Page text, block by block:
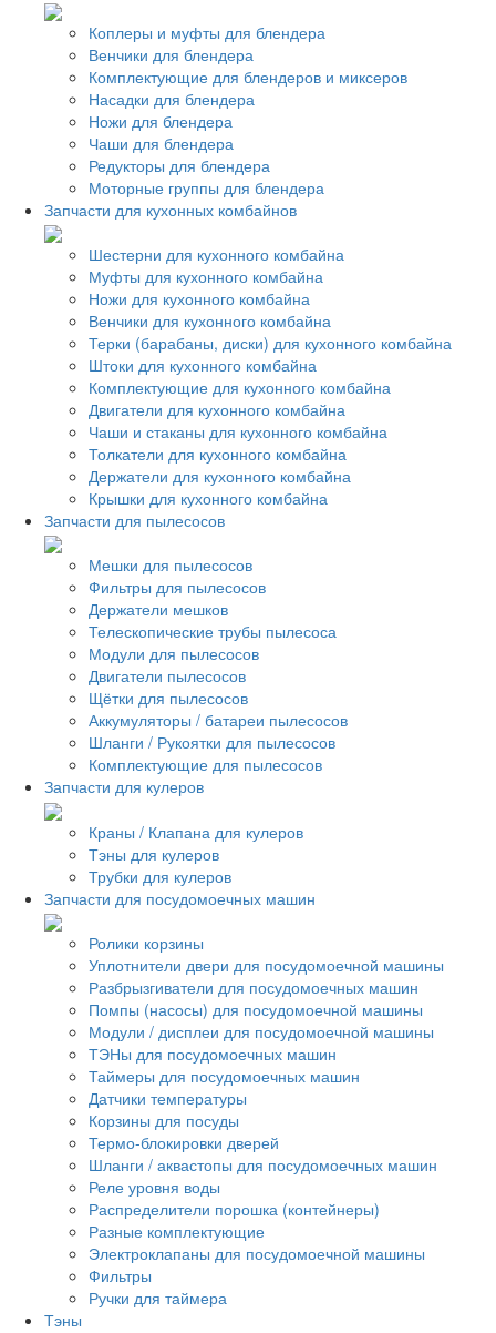
Коплеры и муфты для блендера
Венчики для блендера
Комплектующие для блендеров и миксеров
Насадки для блендера
Ножи для блендера
Чаши для блендера
Редукторы для блендера
Моторные группы для блендера
Запчасти для кухонных комбайнов
Шестерни для кухонного комбайна
Муфты для кухонного комбайна
Ножи для кухонного комбайна
Венчики для кухонного комбайна
Терки (барабаны, диски) для кухонного комбайна
Штоки для кухонного комбайна
Комплектующие для кухонного комбайна
Двигатели для кухонного комбайна
Чаши и стаканы для кухонного комбайна
Толкатели для кухонного комбайна
Держатели для кухонного комбайна
Крышки для кухонного комбайна
Запчасти для пылесосов
Мешки для пылесосов
Фильтры для пылесосов
Держатели мешков
Телескопические трубы пылесоса
Модули для пылесосов
Двигатели пылесосов
Щётки для пылесосов
Аккумуляторы / батареи пылесосов
Шланги / Рукоятки для пылесосов
Комплектующие для пылесосов
Запчасти для кулеров
Краны / Клапана для кулеров
Тэны для кулеров
Трубки для кулеров
Запчасти для посудомоечных машин
Ролики корзины
Уплотнители двери для посудомоечной машины
Разбрызгиватели для посудомоечных машин
Помпы (насосы) для посудомоечной машины
Модули / дисплеи для посудомоечной машины
ТЭНы для посудомоечных машин
Таймеры для посудомоечных машин
Датчики температуры
Корзины для посуды
Термо-блокировки дверей
Шланги / аквастопы для посудомоечных машин
Реле уровня воды
Распределители порошка (контейнеры)
Разные комплектующие
Электроклапаны для посудомоечной машины
Фильтры
Ручки для таймера
Тэны